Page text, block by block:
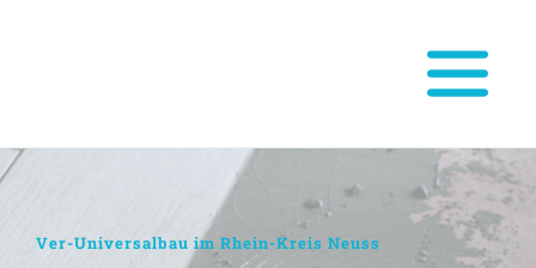
Ver-Universalbau im Rhein-Kreis Neuss